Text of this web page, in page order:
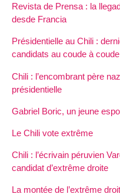
Revista de Prensa : la
desde Francia
Présidentielle au Chili :
candidats au coude à coude
Chili : l’encombrant père
présidentielle
Gabriel Boric, un jeune
Le Chili vote extrême
Chili : l’écrivain péruvien
candidat d’extrême droite
La montée de l’extrême